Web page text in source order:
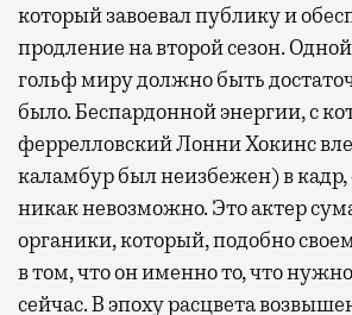
который завоевал публику и
продление на второй сезон.
гольф миру должно быть
было. Беспардонной энергии, с
феррелловский Лонни Хокинс
каламбур был неизбежен) в кадр,
никак невозможно. Это актер
органики, который, подобно
в том, что он именно то, что
сейчас. В эпоху расцвета